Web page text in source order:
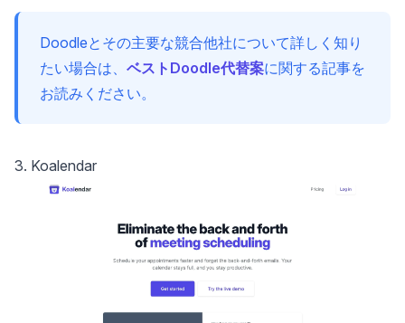
Doodleとその主要な競合他社について詳しく知り
たい場合は、 ベストDoodle代替案に関する記事を
お読みください。
3. Koalendar